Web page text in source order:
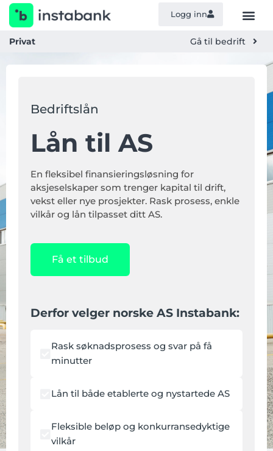
Logg inn
Privat Gå til bedrift
Bedriftslån
Lån til AS
En fleksibel finansieringsløsning for
aksjeselskaper som trenger kapital til drift,
vekst eller nye prosjekter. Rask prosess, enkle
vilkår og lån tilpasset ditt AS.
Få et tilbud
Derfor velger norske AS Instabank:
Rask søknadsprosess og svar på få
minutter
Lån til både etablerte og nystartede AS
Fleksible beløp og konkurransedyktige
vilkår